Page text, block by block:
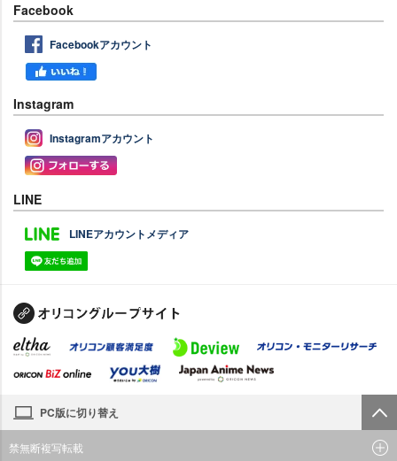
Facebook
Facebookアカウント
Instagram
Instagramアカウント
LINE
LINEアカウントメディア
PC版に切り替え
禁無断複写転載